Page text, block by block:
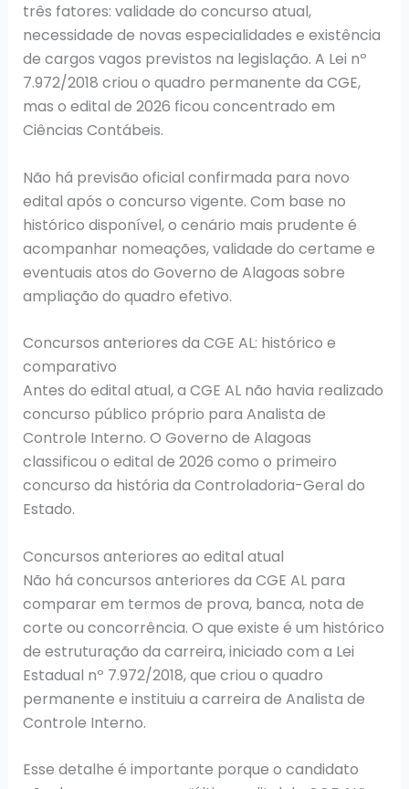
três fatores: validade do concurso atual,
necessidade de novas especialidades e existência
de cargos vagos previstos na legislação. A Lei nº
7.972/2018 criou o quadro permanente da CGE,
mas o edital de 2026 ficou concentrado em
Ciências Contábeis.
Não há previsão oficial confirmada para novo
edital após o concurso vigente. Com base no
histórico disponível, o cenário mais prudente é
acompanhar nomeações, validade do certame e
eventuais atos do Governo de Alagoas sobre
ampliação do quadro efetivo.
Concursos anteriores da CGE AL: histórico e
comparativo
Antes do edital atual, a CGE AL não havia realizado
concurso público próprio para Analista de
Controle Interno. O Governo de Alagoas
classificou o edital de 2026 como o primeiro
concurso da história da Controladoria-Geral do
Estado.
Concursos anteriores ao edital atual
Não há concursos anteriores da CGE AL para
comparar em termos de prova, banca, nota de
corte ou concorrência. O que existe é um histórico
de estruturação da carreira, iniciado com a Lei
Estadual nº 7.972/2018, que criou o quadro
permanente e instituiu a carreira de Analista de
Controle Interno.
Esse detalhe é importante porque o candidato